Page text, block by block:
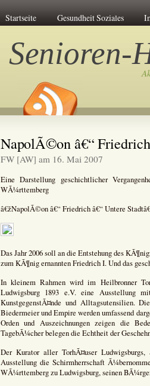
Startseite Gesundheit Soziales
Senioren-
NapolÃ©on â€“
FW [AW] am 16. Mai 2007
Eine Darstellung geschichtlicher
WÃ¼rttemberg
â€žNapolÃ©on â€“ Friedrich â€“ Untere
Das Jahr 2006 soll an die Entstehung des
zum KÃ¶nig ernannten Friedrich I. Und das
In kleinem Rahmen wird im Heilbronner
Ludwigsburg 1893 e.V. eine Ausstellung
KunstgegenstÃ¤nde und Alltagsutensilien.
Biedermeier und Empire werden umfassend
Orden und Auszeichnungen zeigen die
TagebÃ¼cher belegen die Echtheit der
Der Kurator aller TorhÃ¤user
Ausstellung die Schirmherrschaft
WÃ¼rttemberg zu Ludwigsburg, seinen